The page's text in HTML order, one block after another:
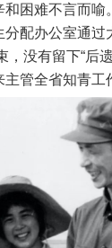
困难不言而喻
配办公室通过
没有留下“后
管全省知青工